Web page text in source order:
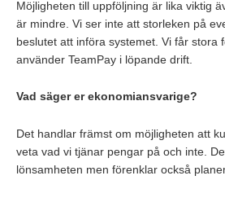
Möjligheten till uppföljning är lika viktig
är mindre. Vi ser inte att storleken på
beslutet att införa systemet. Vi får stora
använder TeamPay i löpande drift.
Vad säger er ekonomiansvarige?
Det handlar främst om möjligheten att
veta vad vi tjänar pengar på och inte.
lönsamheten men förenklar också